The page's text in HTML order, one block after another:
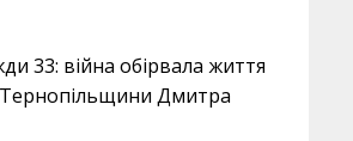
33: війна обірвала життя
Дмитра